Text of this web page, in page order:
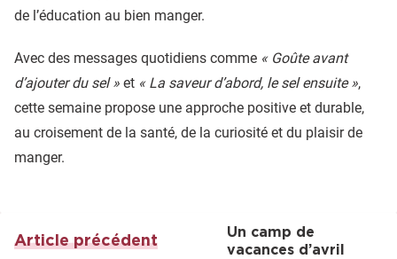
de l’éducation au bien manger.
Avec des messages quotidiens comme « Goûte avant
d’ajouter du sel » et « La saveur d’abord, le sel ensuite »,
cette semaine propose une approche positive et durable,
au croisement de la santé, de la curiosité et du plaisir de
manger.
Article précédent
Un camp de
vacances d’avril